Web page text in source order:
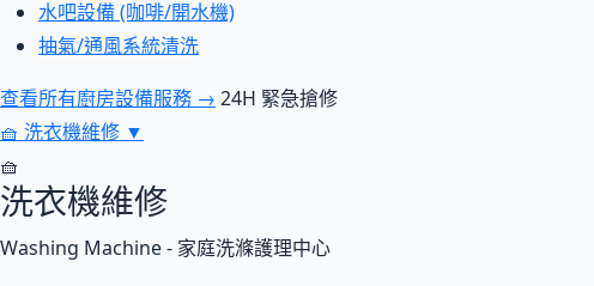
水吧設備 (咖啡/開水機)
抽氣/通風系統清洗
查看所有廚房設備服務 → 24H 緊急搶修
🧺 洗衣機維修 ▼
🧺
洗衣機維修
Washing Machine - 家庭洗滌護理中心